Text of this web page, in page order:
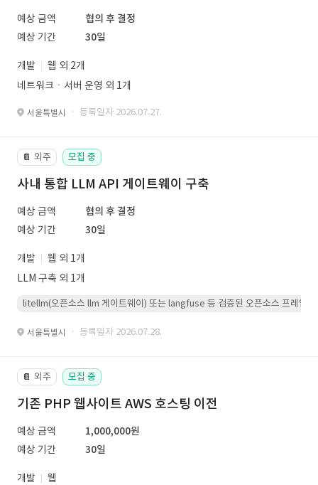
예상 금액
협의 후 결정
예상 기간
30일
개발
웹 외 2개
네트워크ㆍ서버 운영 외 1개
서울특별시 · 등록일자 2026.07.27.
📔 외주 모집 중
사내 통합 LLM API 게이트웨이 구축
예상 금액
협의 후 결정
예상 기간
30일
개발
웹 외 1개
LLM 구축 외 1개
litellm(오픈소스 llm 게이트웨이) 또는 langfuse 등 검증된 오픈소스 프레임워
서울특별시 · 등록일자 2026.07.28.
📔 외주 모집 중
기존 PHP 웹사이트 AWS 호스팅 이전
예상 금액
1,000,000원
예상 기간
30일
개발
웹